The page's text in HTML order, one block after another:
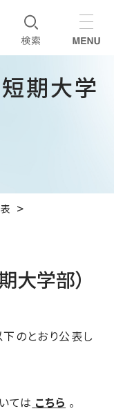
期大学
大学部）
のとおり公表し
ては こちら 。